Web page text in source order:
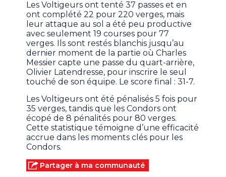
Les Voltigeurs ont tenté 37 passes et en
ont complété 22 pour 220 verges, mais
leur attaque au sol a été peu productive
avec seulement 19 courses pour 77
verges. Ils sont restés blanchis jusqu’au
dernier moment de la partie où Charles
Messier capte une passe du quart-arrière,
Olivier Latendresse, pour inscrire le seul
touché de son équipe. Le score final : 31-7.
Les Voltigeurs ont été pénalisés 5 fois pour
35 verges, tandis que les Condors ont
écopé de 8 pénalités pour 80 verges.
Cette statistique témoigne d’une efficacité
accrue dans les moments clés pour les
Condors.
Partager à ma communauté